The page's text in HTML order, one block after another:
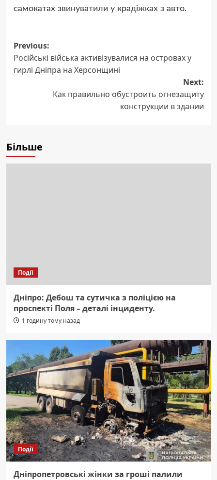
самокатах звинуватили у крадіжках з авто.
Post
navigation
Previous:
Російські війська активізувалися на островах у
гирлі Дніпра на Херсонщині
Next:
Как правильно обустроить огнезащиту
конструкции в здании
Більше
Події
Дніпро: Дебош та сутичка з поліцією на
проспекті Поля – деталі інциденту.
1 годину тому назад
Події
Дніпропетровські жінки за гроші палили